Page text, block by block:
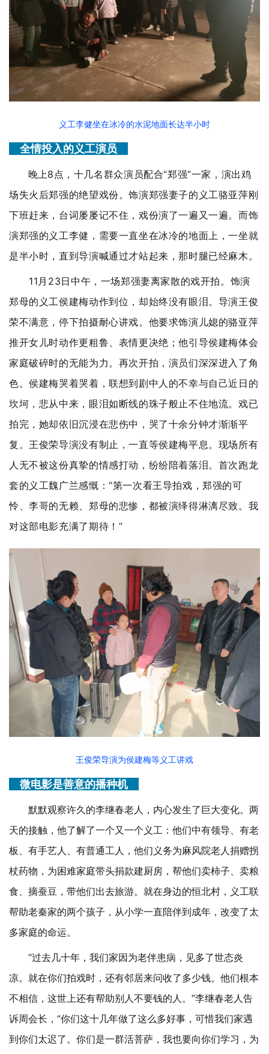
义工李健坐在冰冷的水泥地面长达半小时
全情投入的义工演员
晚上8点，十几名群众演员配合“郑强”一家，演出鸡
场失火后郑强的绝望戏份。饰演郑强妻子的义工骆亚萍刚
下班赶来，台词屡屡记不住，戏份演了一遍又一遍。而饰
演郑强的义工李健，需要一直坐在冰冷的地面上，一坐就
是半小时，直到导演喊通过才站起来，那时腿已经麻木。
11月23日中午，一场郑强妻离家散的戏开拍。饰演
郑母的义工侯建梅动作到位，却始终没有眼泪。导演王俊
荣不满意，停下拍摄耐心讲戏。他要求饰演儿媳的骆亚萍
推开女儿时动作更粗鲁、表情更决绝；他引导侯建梅体会
家庭破碎时的无能为力。再次开拍，演员们深深进入了角
色。侯建梅哭着哭着，联想到剧中人的不幸与自己近日的
坎坷，悲从中来，眼泪如断线的珠子般止不住地流。戏已
拍完，她却依旧沉浸在悲伤中，哭了十余分钟才渐渐平
复。王俊荣导演没有制止，一直等侯建梅平息。现场所有
人无不被这份真挚的情感打动，纷纷陪着落泪。首次跑龙
套的义工魏广兰感慨：“第一次看王导拍戏，郑强的可
怜、李哥的无赖、郑母的悲惨，都被演绎得淋漓尽致。我
对这部电影充满了期待！”
王俊荣导演为侯建梅等义工讲戏
微电影是善意的播种机
默默观察许久的李继春老人，内心发生了巨大变化。两
天的接触，他了解了一个又一个义工：他们中有领导、有老
板、有手艺人、有普通工人，他们义务为麻风院老人捐赠拐
杖药物，为困难家庭带头捐款建厨房，帮他们卖柿子、卖粮
食、摘蚕豆，带他们出去旅游。就在身边的恒北村，义工联
帮助老秦家的两个孩子，从小学一直陪伴到成年，改变了太
多家庭的命运。
“过去几十年，我们家因为老伴患病，见多了世态炎
凉。就在你们拍戏时，还有邻居来问收了多少钱。他们根本
不相信，这世上还有帮助别人不要钱的人。”李继春老人告
诉周会长，“你们这十几年做了这么多好事，可惜我们家遇
到你们太迟了。你们是一群活菩萨，我也要向你们学习，为